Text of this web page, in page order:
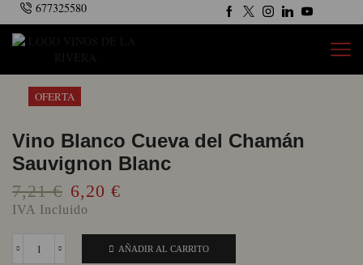
677325580
Vino Blanco Cueva del Chamán
Sauvignon Blanc
7,21€ El
precio
original
6,20 €
actual
es:
IVA Incluido
Vino
AÑADIR AL CARRITO
OFERTA